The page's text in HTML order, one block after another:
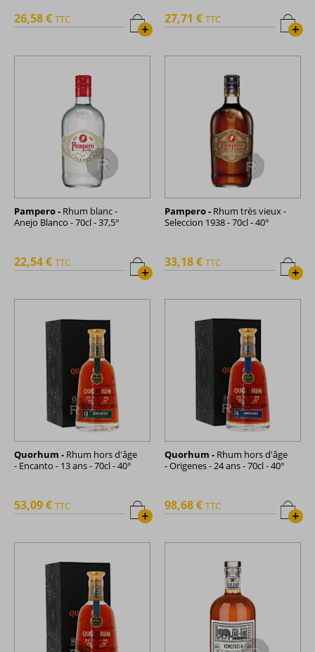
+
26,58 € TTC
+
27,71 € TTC
Pampero - Rhum blanc -
Anejo Blanco - 70cl - 37,5°
+
22,54 € TTC
Pampero - Rhum très vieux -
Seleccion 1938 - 70cl - 40°
+
33,18 € TTC
Quorhum - Rhum hors d'âge
- Encanto - 13 ans - 70cl - 40°
+
53,09 € TTC
Quorhum - Rhum hors d'âge
- Origenes - 24 ans - 70cl - 40°
+
98,68 € TTC